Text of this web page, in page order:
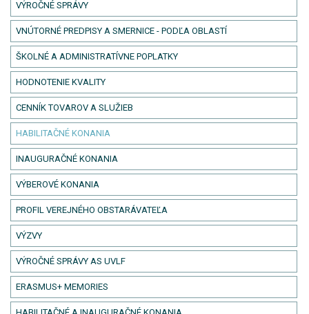
VÝROČNÉ SPRÁVY
VNÚTORNÉ PREDPISY A SMERNICE - PODĽA OBLASTÍ
ŠKOLNÉ A ADMINISTRATÍVNE POPLATKY
HODNOTENIE KVALITY
CENNÍK TOVAROV A SLUŽIEB
HABILITAČNÉ KONANIA
INAUGURAČNÉ KONANIA
VÝBEROVÉ KONANIA
PROFIL VEREJNÉHO OBSTARÁVATEĽA
VÝZVY
VÝROČNÉ SPRÁVY AS UVLF
ERASMUS+ MEMORIES